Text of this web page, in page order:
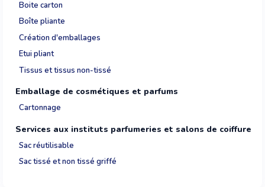
Boite carton
Boîte pliante
Création d'emballages
Etui pliant
Tissus et tissus non-tissé
Emballage de cosmétiques et parfums
Cartonnage
Services aux instituts parfumeries et salons de coiffure
Sac réutilisable
Sac tissé et non tissé griffé